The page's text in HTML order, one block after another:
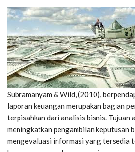
Subramanyam & Wild, (2010),
laporan keuangan merupakan bagian
terpisahkan dari analisis bisnis. Tujuan
meningkatkan pengambilan keputusan
mengevaluasi informasi yang tersedia